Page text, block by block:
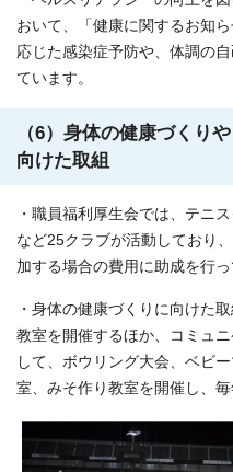
おいて、「健康に関するお知
応じた感染症予防や、体調の
ています。
（6）身体の健康づくり
向けた取組
・職員福利厚生会では、テニ
など25クラブが活動しており
加する場合の費用に助成を行っ
・身体の健康づくりに向けた
教室を開催するほか、コミュ
して、ボウリング大会、ベビ
室、みそ作り教室を開催し、